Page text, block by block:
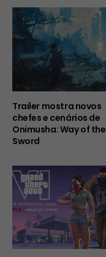
Trailer mostra novos
chefes e cenários de
Onimusha: Way of the
Sword